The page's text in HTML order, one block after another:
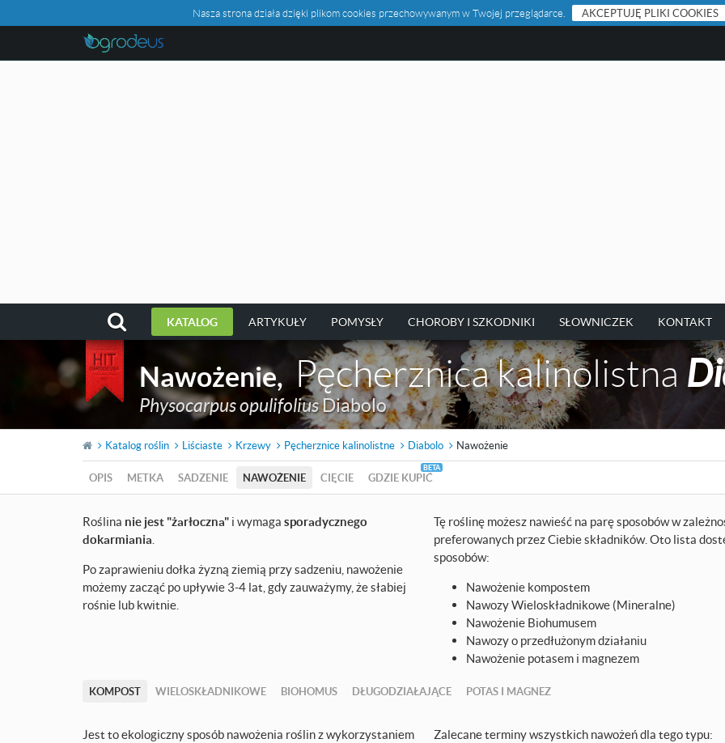
Nasza strona działa dzięki plikom cookies przechowywanym w Twojej przeglądarce. AKCEPTUJĘ PLIKI COOKIES
KATALOG ARTYKUŁY POMYSŁY CHOROBY I SZKODNIKI SŁOWNICZEK KONTAKT
Nawożenie, Pęcherznica kalinolistna
Physocarpus opulifoliusDiabolo
Katalog roślin Liściaste Krzewy Pęcherznice kalinolistne Diabolo Nawożenie
OPIS METKA SADZENIE NAWOŻENIE CIĘCIE GDZIE KUPIĆ
Roślina nie jest "żarłoczna" i wymaga sporadycznego
dokarmiania
Po zaprawieniu dołka żyzną ziemią przy sadzeniu, nawożenie
możemy zacząć po upływie 3-4 lat, gdy zauważymy, że słabiej
rośnie lub kwitnie.
Tę roślinę możesz nawieść na parę sposobów w
preferowanych przez Ciebie składników. Oto lista
sposobów:
Nawożenie kompostem
Nawozy Wieloskładnikowe (Mineralne)
Nawożenie Biohumusem
Nawozy o przedłużonym działaniu
Nawożenie potasem i magnezem
KOMPOST WIELOSKŁADNIKOWE BIOHOMUS DŁUGODZIAŁAJĄCE POTAS I MAGNEZ
Jest to ekologiczny sposób nawożenia roślin z wykorzystaniem
Zalecane terminy wszystkich nawożeń dla tego typu: